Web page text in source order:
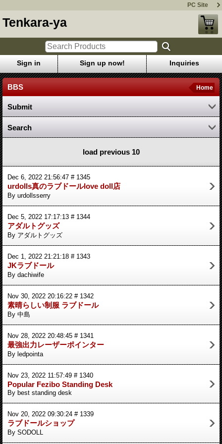
PC Site
Tenkara-ya
Sign in Sign up now! Inquiries
BBS Home
Submit
Search
load previous 10
Dec 6, 2022 21:56:47 # 1345
urdolls真のラブドールlove doll店
By urdollsserry
Dec 5, 2022 17:17:13 # 1344
アダルトグッズ
By アダルトグッズ
Dec 1, 2022 21:21:18 # 1343
JKラブドール
By dachiwife
Nov 30, 2022 20:16:22 # 1342
素晴らしい制服 ラブドール
By 中島
Nov 28, 2022 20:48:45 # 1341
最強出力レーザーポインター
By ledpointa
Nov 23, 2022 11:57:49 # 1340
Popular Fezibo Standing Desk
By best standing desk
Nov 20, 2022 09:30:24 # 1339
ラブドールショップ
By SODOLL